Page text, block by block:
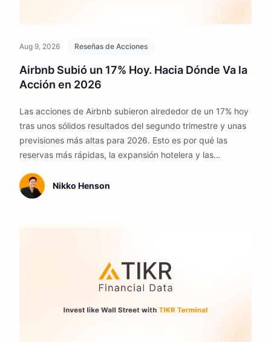
Aug 9, 2026 Reseñas de Acciones
Airbnb Subió un 17% Hoy. Hacia Dónde Va la
Acción en 2026
Las acciones de Airbnb subieron alrededor de un 17% hoy
tras unos sólidos resultados del segundo trimestre y unas
previsiones más altas para 2026. Esto es por qué las
reservas más rápidas, la expansión hotelera y las
próximo movimiento de la acción.
Nikko Henson